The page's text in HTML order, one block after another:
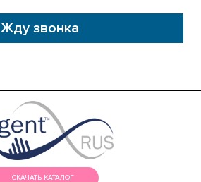
Жду звонка
СКАЧАТЬ КАТАЛОГ